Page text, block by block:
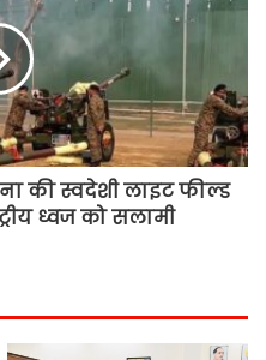
की स्वदेशी लाइट फील्ड
ध्वज को सलामी